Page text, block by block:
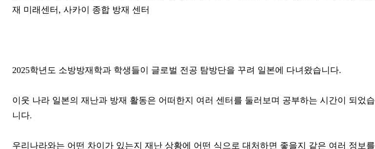
재 미래센터 , 사카이 종합 방재 센터
2025학년도 소방방재학과 학생들이 글로벌 전공 탐방단을 꾸려 일본에 다녀왔습니다.
이웃 나라 일본의 재난과 방재 활동은 어떠한지 여러 센터를 둘러보며 공부하는 시간이 되었습
니다.
우리나라와는 어떤 차이가 있는지 재난 상황에 어떤 식으로 대처하면 좋을지 같은 여러 정보를